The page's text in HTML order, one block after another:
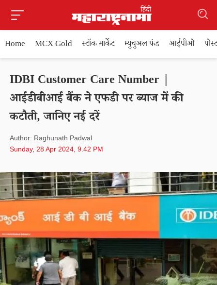
Home MCX Gold स्टॉक मार्केट म्युचुअल फंड आईपीओ
IDBI Customer Care Number |
आईडीबीआई बैंक ने एफडी पर ब्याज में की
कटौती, जानिए नई दरें
Author: Raghunath Padwal
Sunday, 28 Apr 2024, 9.42 PM